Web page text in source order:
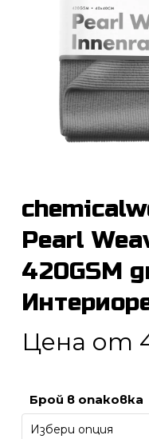
Pearl
420GSM
Цена от
Брой в опаковка
Избери опция